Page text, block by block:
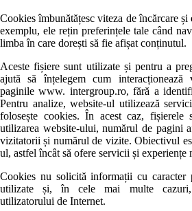
Cookies îmbunătățesc viteza de încărcare
exemplu, ele rețin preferințele tale când
limba în care dorești să fie afișat conținutul.
Aceste fișiere sunt utilizate și pentru a
ajută să înțelegem cum
paginile www. intergroup.ro, fără a
Pentru analize, website-ul utilizează
folosește cookies. În acest caz, fișierele
utilizarea website-ului, numărul de pagini
vizitatorii și numărul de vizite. Obiectivul
ul, astfel încât să ofere servicii și experiențe
Cookies nu solicită informații cu caracter
utilizate și, în cele mai multe cazuri,
utilizatorului de Internet.